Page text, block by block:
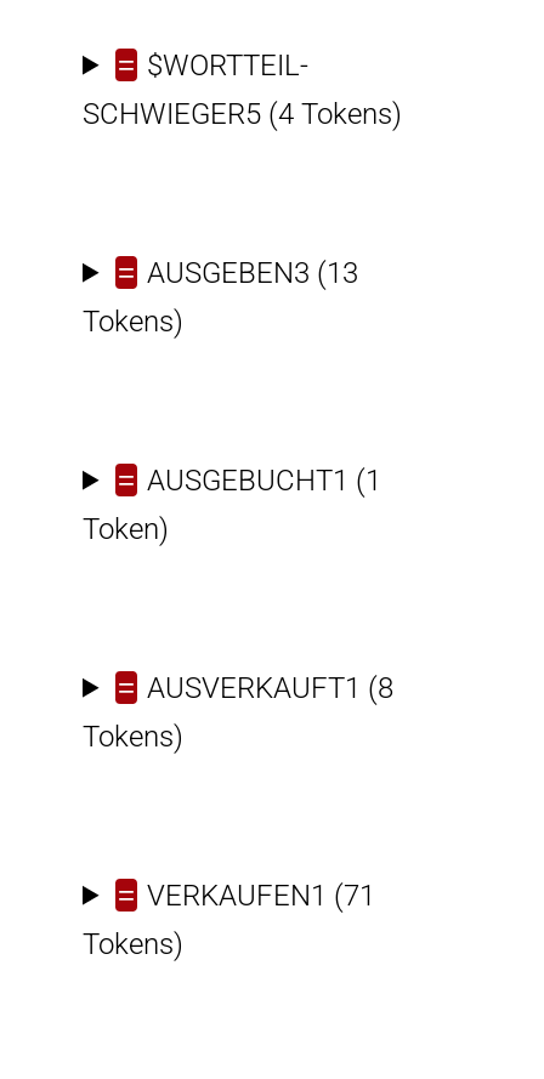
= $WORTTEIL-
SCHWIEGER5 (4 Tokens)
= AUSGEBEN3 (13
Tokens)
= AUSGEBUCHT1 (1
Token)
= AUSVERKAUFT1 (8
Tokens)
= VERKAUFEN1 (71
Tokens)